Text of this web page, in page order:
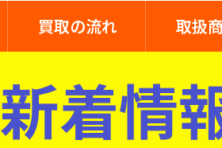
買取の流れ 取扱
新着情